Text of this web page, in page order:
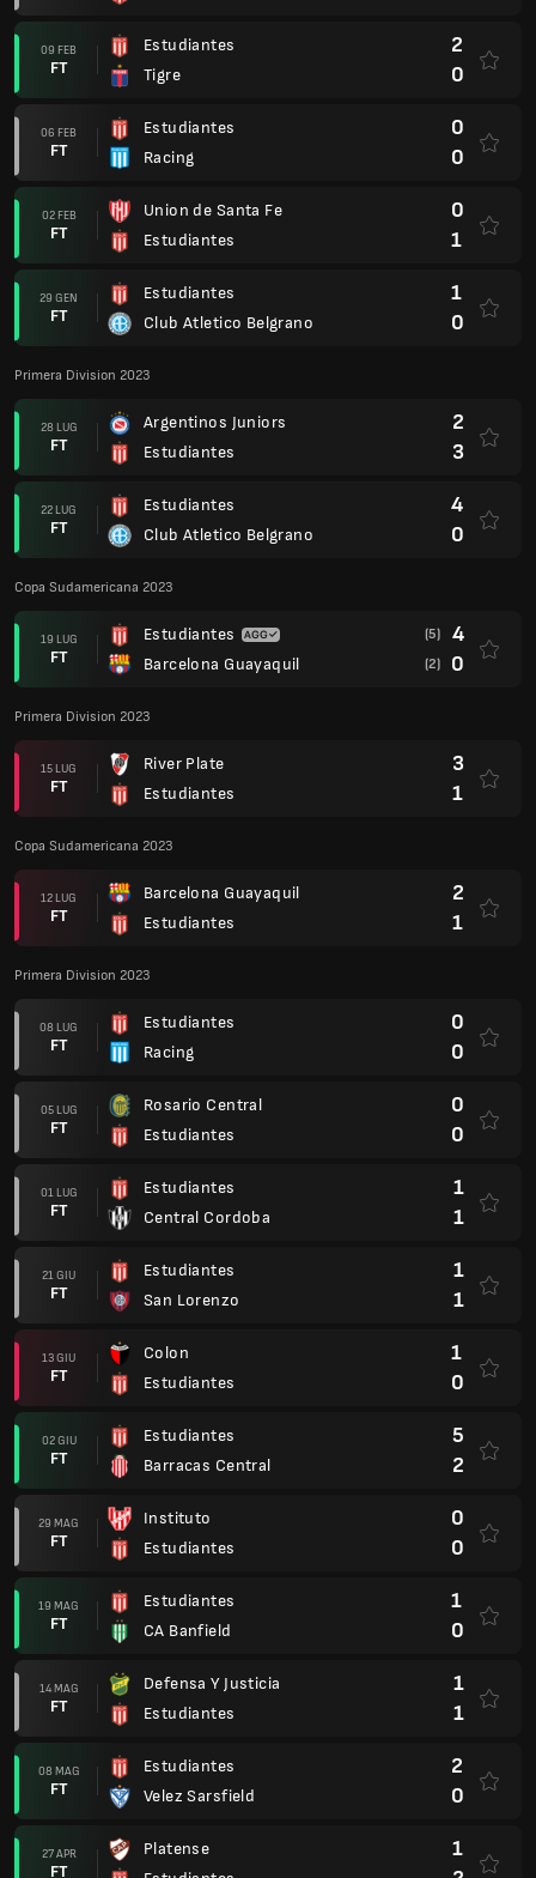
09 FEB
FT
Estudiantes
Tigre
2
0
06 FEB
FT
Estudiantes
Racing
0
0
02 FEB
FT
Union de Santa Fe
Estudiantes
0
1
29 GEN
FT
Estudiantes
Club Atletico Belgrano
1
0
Primera Division 2023
28 LUG
FT
Argentinos Juniors
Estudiantes
2
3
22 LUG
FT
Estudiantes
Club Atletico Belgrano
4
0
Copa Sudamericana 2023
19 LUG
FT
Estudiantes
Barcelona Guayaquil
(5) 4
(2) 0
Primera Division 2023
15 LUG
FT
River Plate
Estudiantes
3
1
Copa Sudamericana 2023
12 LUG
FT
Barcelona Guayaquil
Estudiantes
2
1
Primera Division 2023
08 LUG
FT
Estudiantes
Racing
0
0
05 LUG
FT
Rosario Central
Estudiantes
0
0
01 LUG
FT
Estudiantes
Central Cordoba
1
1
21 GIU
FT
Estudiantes
San Lorenzo
1
1
13 GIU
FT
Colon
Estudiantes
1
0
02 GIU
FT
Estudiantes
Barracas Central
5
2
29 MAG
FT
Instituto
Estudiantes
0
0
19 MAG
FT
Estudiantes
CA Banfield
1
0
14 MAG
FT
Defensa Y Justicia
Estudiantes
1
1
08 MAG
FT
Estudiantes
Velez Sarsfield
2
0
27 APR
FT
Platense
1